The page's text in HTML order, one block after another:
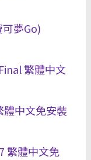
夢Go)
繁體中文
中文免安裝
繁體中文免